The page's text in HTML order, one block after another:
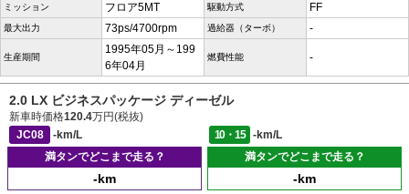
ミッション フロア5MT 駆動方式 FF
最大出力 73ps/4700rpm 過給器（ターボ） -
生産期間
1995年05月～199
6年04月
燃費性能 -
2.0 LX ビジネスパッケージ ディーゼル
新車時価格120.4万円(税抜)
JC08
-km/L 10・15
-km/L
満タンでどこまで走る？
-km
満タンでどこまで走る？
-km